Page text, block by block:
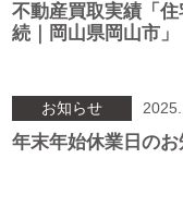
不動産買取実績「住
続｜岡山県岡山市」
お知らせ
年末年始休業日の